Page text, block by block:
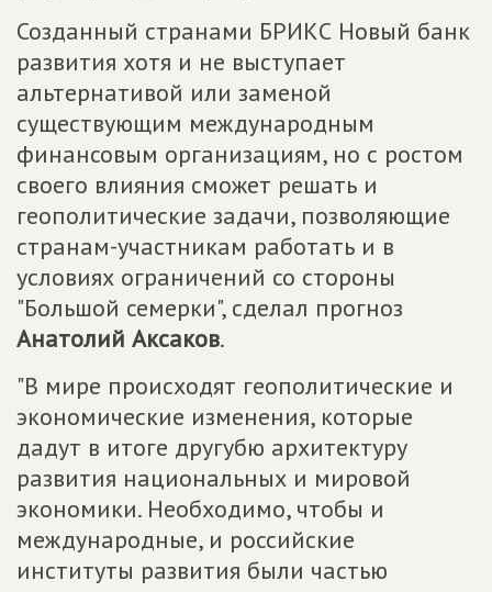
Созданный странами БРИКС Новый банк
развития хотя и не выступает
альтернативой или заменой
существующим международным
финансовым организациям, но с ростом
своего влияния сможет решать и
геополитические задачи, позволяющие
странам-участникам работать и в
условиях ограничений со стороны
"Большой семерки", сделал прогноз
Анатолий Аксаков.
"В мире происходят геополитические и
экономические изменения, которые
дадут в итоге другубю архитектуру
развития национальных и мировой
экономики. Необходимо, чтобы и
международные, и российские
институты развития были частью